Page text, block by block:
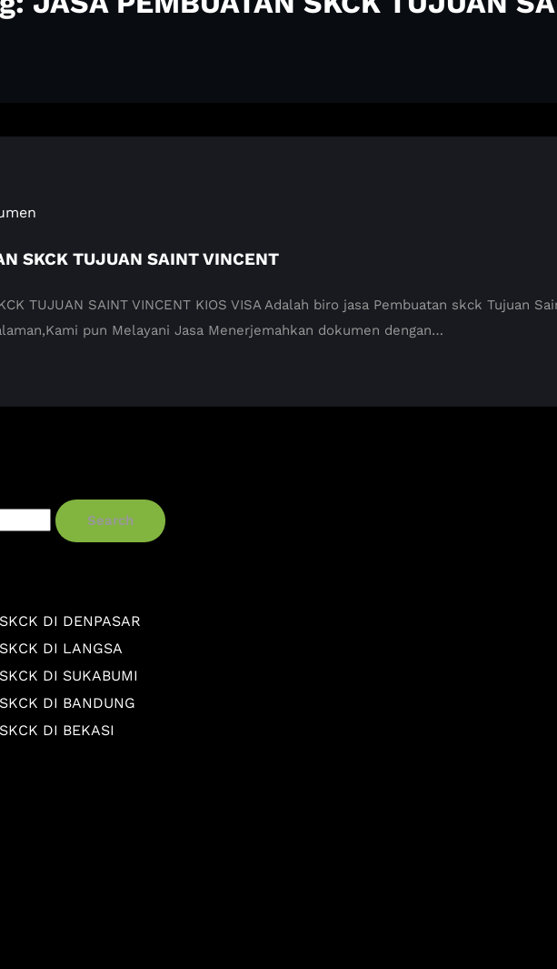
SKCK TUJUAN SAINT VINCENT
TUJUAN SAINT VINCENT KIOS VISA Adalah biro jasa Pembuatan skck Tujuan
pun Melayani Jasa Menerjemahkan dokumen dengan…
Search
DI DENPASAR
DI LANGSA
DI SUKABUMI
DI BANDUNG
DI BEKASI